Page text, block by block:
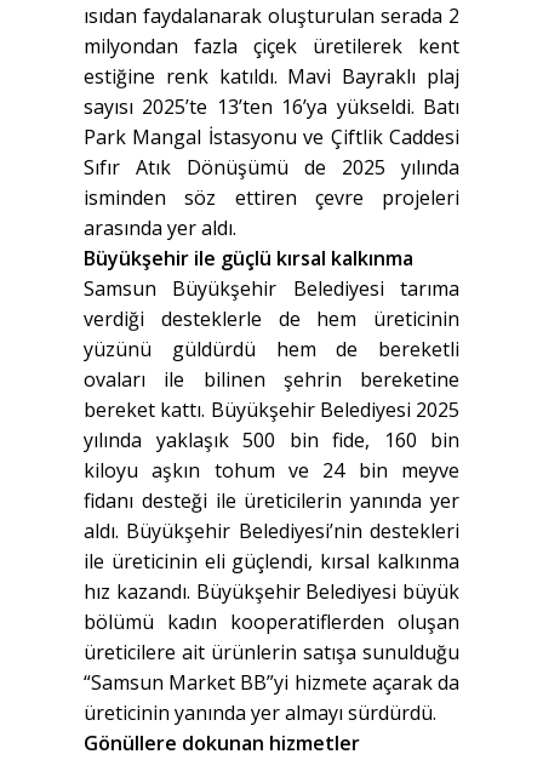
ısıdan faydalanarak oluşturulan serada 2
milyondan fazla çiçek üretilerek kent
estiğine renk katıldı. Mavi Bayraklı plaj
sayısı 2025’te 13’ten 16’ya yükseldi. Batı
Park Mangal İstasyonu ve Çiftlik Caddesi
Sıfır Atık Dönüşümü de 2025 yılında
isminden söz ettiren çevre projeleri
arasında yer aldı.
Büyükşehir ile güçlü kırsal kalkınma
Samsun Büyükşehir Belediyesi tarıma
verdiği desteklerle de hem üreticinin
yüzünü güldürdü hem de bereketli
ovaları ile bilinen şehrin bereketine
bereket kattı. Büyükşehir Belediyesi 2025
yılında yaklaşık 500 bin fide, 160 bin
kiloyu aşkın tohum ve 24 bin meyve
fidanı desteği ile üreticilerin yanında yer
aldı. Büyükşehir Belediyesi’nin destekleri
ile üreticinin eli güçlendi, kırsal kalkınma
hız kazandı. Büyükşehir Belediyesi büyük
bölümü kadın kooperatiflerden oluşan
üreticilere ait ürünlerin satışa sunulduğu
“Samsun Market BB”yi hizmete açarak da
üreticinin yanında yer almayı sürdürdü.
Gönüllere dokunan hizmetler